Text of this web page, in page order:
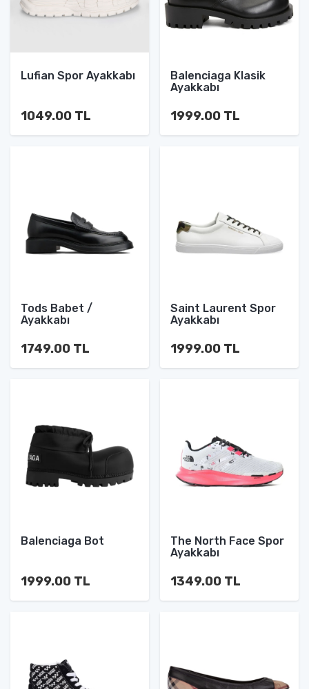
Lufian Spor Ayakkabı
1049.00 TL
Balenciaga Klasik
Ayakkabı
1999.00 TL
Tods Babet /
Ayakkabı
1749.00 TL
Saint Laurent Spor
Ayakkabı
1999.00 TL
Balenciaga Bot
1999.00 TL
The North Face Spor
Ayakkabı
1349.00 TL